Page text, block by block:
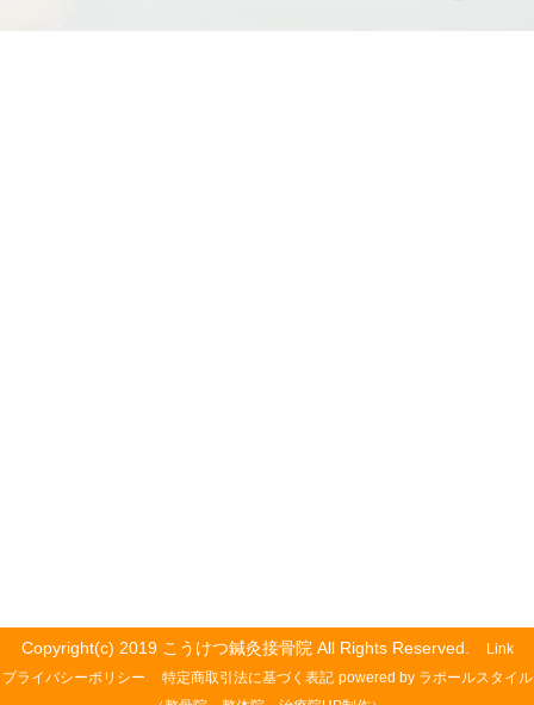
Copyright(c) 2019 こうけつ鍼灸接骨院 All Rights Reserved.
Link
プライバシーポリシー
特定商取引法に基づく表記 powered by ラポールスタイル